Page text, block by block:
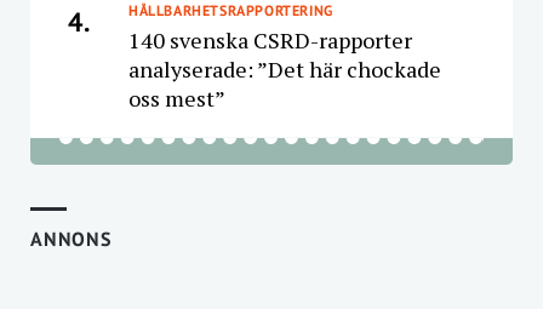
4. HÅLLBARHETSRAPPORTERING
140 svenska CSRD-rapporter
analyserade: ”Det här chockade
oss mest”
ANNONS